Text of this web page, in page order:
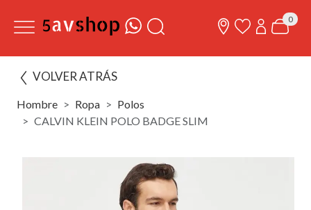
0
VOLVER ATRÁS
Hombre Ropa
Polos
CALVIN KLEIN POLO BADGE SLIM